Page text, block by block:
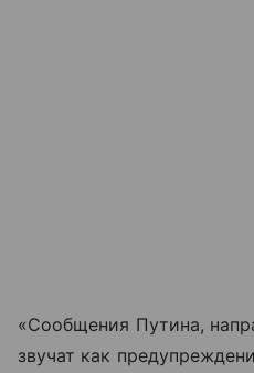
«Сообщения Путина,
звучат как